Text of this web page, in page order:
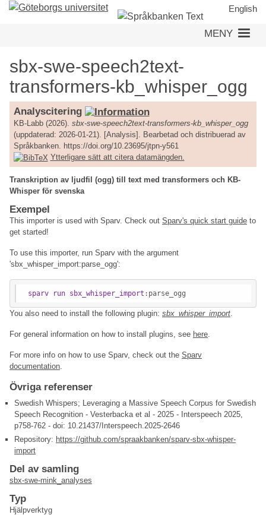
Hoppa
English
MENY
sbx-swe-speech2text-
transformers-kb_whisper_ogg
Analyscitering
KB-Labb (2026). sbx-swe-speech2text-transformers-kb_whisper_ogg
(uppdaterad: 2026-01-21). [Analysis]. Bearbetad och distribuerad av
Språkbanken. https://doi.org/10.23695/jtpn-y561
Ytterligare sätt att citera datamängden.
Transkription av ljudfil (ogg) till text med transformers och KB-
Whisper för svenska
Exempel
This importer is used with Sparv. Check out Sparv's quick start guide to
get started!
To use this importer, run Sparv with the argument
'sbx_whisper_import:parse_ogg':
sparv run sbx_whisper_import :parse_ogg
You also need to install the following plugin: sbx_whisper_import.
For general information on how to install plugins, see here.
For more info on how to use Sparv, check out the Sparv
documentation.
Övriga referenser
Swedish Whispers; Leveraging a Massive Speech Corpus for Swedish
Speech Recognition - Vesterbacka et al - 2025 - Interspeech 2025,
p758-762 - doi: 10.21437/Interspeech.2025-2646
Repository: https://github.com/spraakbanken/sparv-sbx-whisper-
import
Del av samling
sbx-swe-mink_analyses
Typ
Hjälpverktyg